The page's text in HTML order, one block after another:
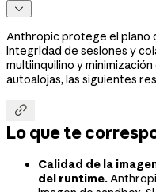

Anthropic protege el plano
integridad de sesiones y
multiinquilino y
autoalojas, las siguientes

Lo que te
Calidad de la
del runtime.